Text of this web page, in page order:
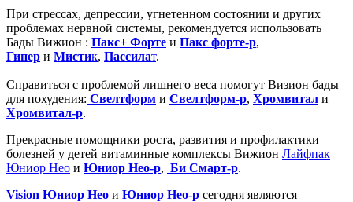
При стрессах, депрессии, угнетенном состоянии и других
проблемах нервной системы, рекомендуется использовать
Бады Вижион : Пакс+ Форте и Пакс форте-р,
Гипер и Мистик, Пассилат.
Справиться с проблемой лишнего веса помогут Визион бады
для похудения: Свелтформ и Свелтформ-р, Хромвитал и
Хромвитал-р.
Прекрасные помощники роста, развития и профилактики
болезней у детей витаминные комплексы Вижион Лайфпак
Юниор Нео и Юниор Нео-р, Би Смарт-р.
Vision Юниор Нео и Юниор Нео-р сегодня являются